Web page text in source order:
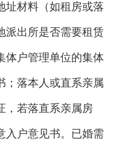
址材料（如租房或落
派出所是否需要租赁
体户管理单位的集体
；落本人或直系亲属
，若落直系亲属房
入户意见书。已婚需